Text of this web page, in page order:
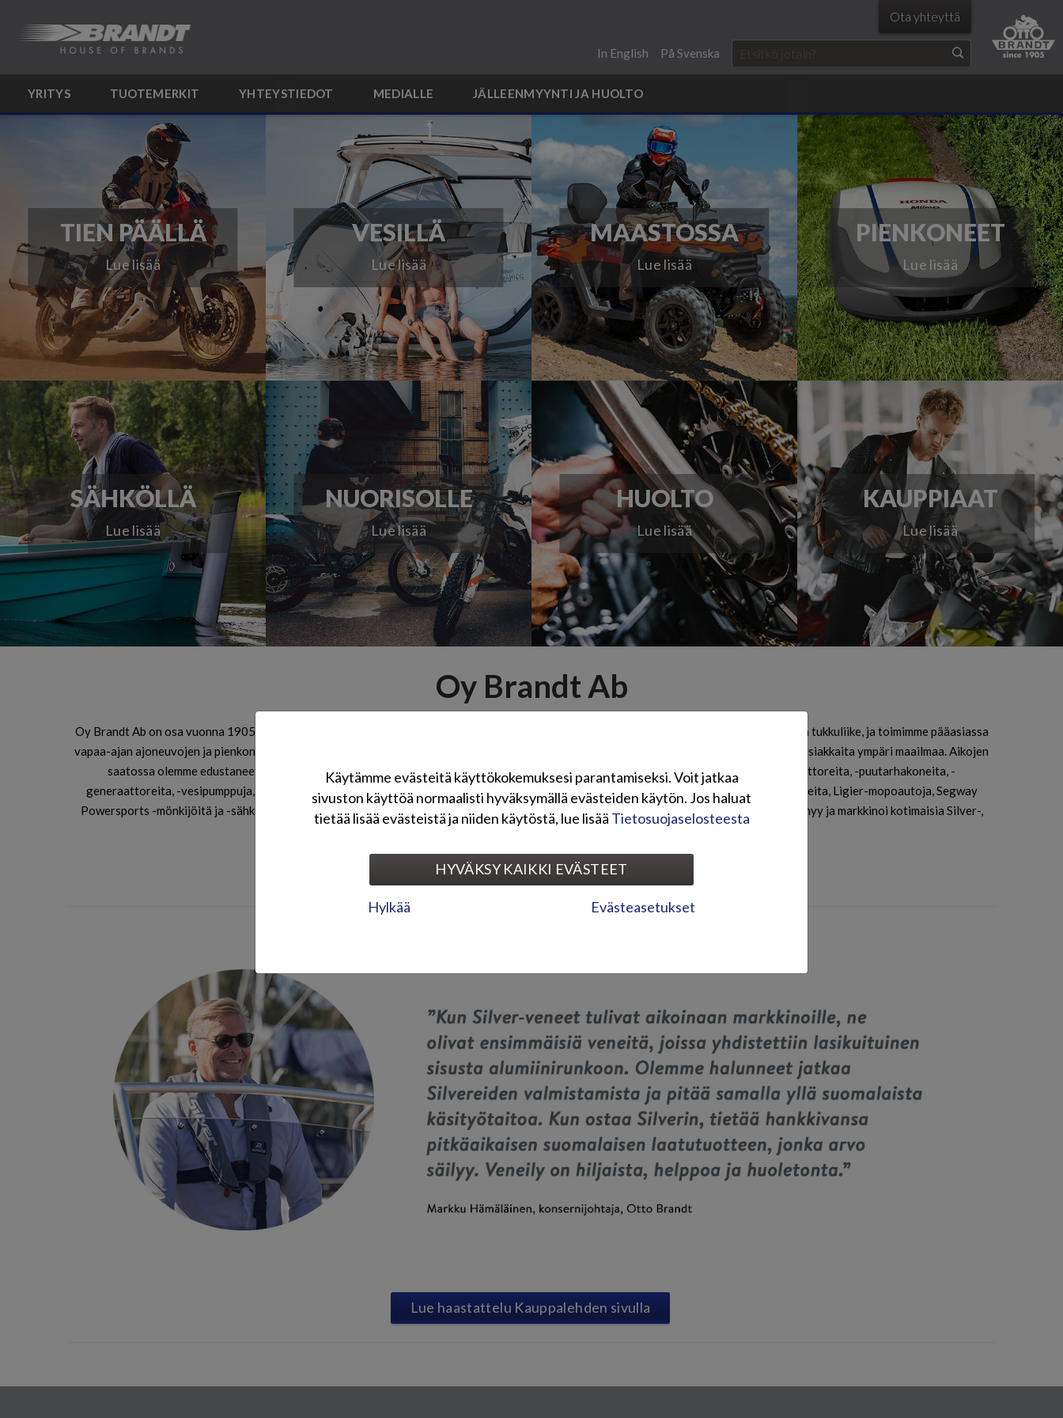
Ota yhteyttä
In English På Svenska
YRITYS TUOTEMERKIT YHTEYSTIEDOT MEDIALLE JÄLLEENMYYNTI JA HUOLTO
TIEN PÄÄLLÄ
Lue lisää
VESILLÄ
Lue lisää
MAASTOSSA
Lue lisää
PIENKONEET
Lue lisää
SÄHKÖLLÄ
Lue lisää
NUORISOLLE
Lue lisää
HUOLTO
Lue lisää
KAUPPIAAT
Lue lisää
Oy Brandt Ab
Oy Brandt Ab on osa vuonna 1905 perustettua Otto Brandt -konsernia. Olemme maahantuontiin ja vientiin erikoistunut teknisen kaupan alan tukkuliike, ja toimimme pääasiassa
vapaa-ajan ajoneuvojen ja pienkoneiden markkinassa. Päämarkkinamme ovat Pohjoismaissa, Baltiassa ja Keski-Euroopassa, mutta meillä on asiakkaita ympäri maailmaa. Aikojen
saatossa olemme edustaneet useita maailman tunnetuimpia ajoneuvobrändejä. Tuomme maahan mm. Honda-moottoripyöriä, -perämoottoreita, -puutarhakoneita, -
generaattoreita, -vesipumppuja, -lumilinkoja, -mönkijöitä ja -paikallismoottoreita, Torqeedo-sähköperämoottoreita, e-power-generaattoreita, Ligier-mopoautoja, Segway
Powersports -mönkijöitä ja -sähköpotkulautoja, Coopop-sähköskoottereita sekä Zero-sähkömoottoripyöriä. Näiden lisäksi Oy Brandt Ab myy ja markkinoi kotimaisia Silver-,
Terhi-, Faster- ja TG-veneitä.
Katso edustamamme tuotemerkit
Lue haastattelu Kauppalehden sivulla
Käytämme evästeitä käyttökokemuksesi parantamiseksi. Voit jatkaa
sivuston käyttöä normaalisti hyväksymällä evästeiden käytön. Jos haluat
tietää lisää evästeistä ja niiden käytöstä, lue lisää Tietosuojaselosteesta
HYVÄKSY KAIKKI EVÄSTEET
Hylkää Evästeasetukset